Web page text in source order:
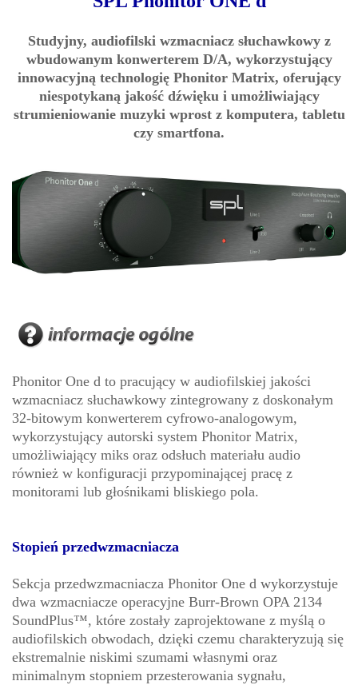
Studyjny, audiofilski wzmacniacz słuchawkowy z
wbudowanym konwerterem D/A, wykorzystujący
innowacyjną technologię Phonitor Matrix, oferujący
niespotykaną jakość dźwięku i umożliwiający
strumieniowanie muzyki wprost z komputera, tabletu
czy smartfona.
Phonitor One d to pracujący w audiofilskiej jakości
wzmacniacz słuchawkowy zintegrowany z doskonałym
32-bitowym konwerterem cyfrowo-analogowym,
wykorzystujący autorski system Phonitor Matrix,
umożliwiający miks oraz odsłuch materiału audio
również w konfiguracji przypominającej pracę z
monitorami lub głośnikami bliskiego pola.
Stopień przedwzmacniacza
Sekcja przedwzmacniacza Phonitor One d wykorzystuje
dwa wzmacniacze operacyjne Burr-Brown OPA 2134
SoundPlus™, które zostały zaprojektowane z myślą o
audiofilskich obwodach, dzięki czemu charakteryzują się
ekstremalnie niskimi szumami własnymi oraz
minimalnym stopniem przesterowania sygnału,